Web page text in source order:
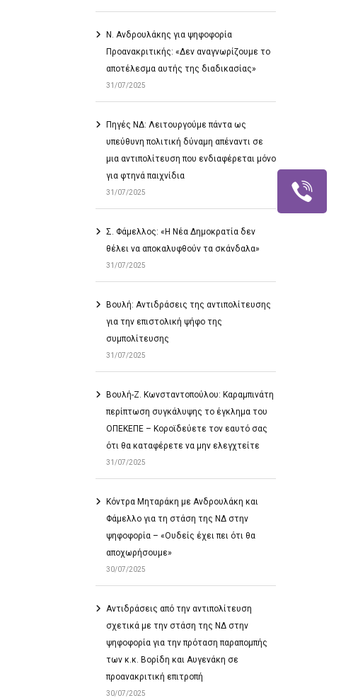
Ν. Ανδρουλάκης για ψηφοφορία
Προανακριτικής: «Δεν αναγνωρίζουμε το
αποτέλεσμα αυτής της διαδικασίας»
31/07/2025
Πηγές ΝΔ: Λειτουργούμε πάντα ως
υπεύθυνη πολιτική δύναμη απέναντι σε
μια αντιπολίτευση που ενδιαφέρεται μόνο
για φτηνά παιχνίδια
31/07/2025
Σ. Φάμελλος: «Η Νέα Δημοκρατία δεν
θέλει να αποκαλυφθούν τα σκάνδαλα»
31/07/2025
Βουλή: Αντιδράσεις της αντιπολίτευσης
για την επιστολική ψήφο της
συμπολίτευσης
31/07/2025
Βουλή-Ζ. Κωνσταντοπούλου: Καραμπινάτη
περίπτωση συγκάλυψης το έγκλημα του
ΟΠΕΚΕΠΕ – Κοροϊδεύετε τον εαυτό σας
ότι θα καταφέρετε να μην ελεγχτείτε
31/07/2025
Κόντρα Μηταράκη με Ανδρουλάκη και
Φάμελλο για τη στάση της ΝΔ στην
ψηφοφορία – «Ουδείς έχει πει ότι θα
αποχωρήσουμε»
30/07/2025
Αντιδράσεις από την αντιπολίτευση
σχετικά με την στάση της ΝΔ στην
ψηφοφορία για την πρόταση παραπομπής
των κ.κ. Βορίδη και Αυγενάκη σε
προανακριτική επιτροπή
30/07/2025